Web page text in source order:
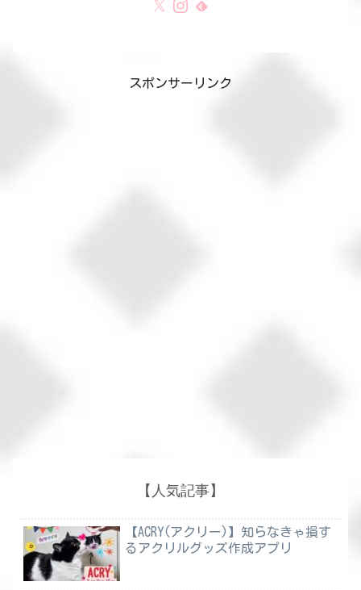
スポンサーリンク
【人気記事】
【ACRY(アクリー)】知らなきゃ損す
るアクリルグッズ作成アプリ